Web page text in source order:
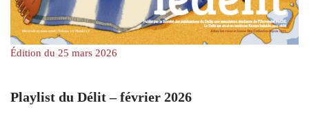
Édition du 25 mars 2026
Playlist du Délit – février 2026